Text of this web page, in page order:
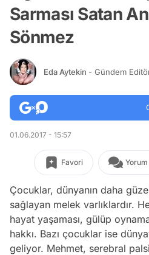
Sarması Satan
Sönmez
Eda Aytekin - Gündem
01.06.2017 - 15:57
Favori Yorum
Çocuklar, dünyanın daha
sağlayan melek varlıklardır.
hayat yaşaması, gülüp
hakkı. Bazı çocuklar ise
geliyor. Mehmet, serebral